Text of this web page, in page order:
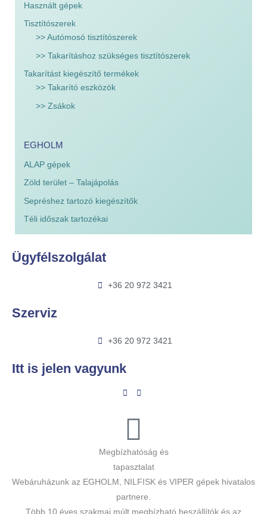
Használt gépek
Tisztítószerek
>> Autómosó tisztítószerek
>> Takarításhoz szükséges tisztítószerek
Takarítást kiegészítő termékek
>> Takarító eszközök
>> Zsákok
EGHOLM
ALAP gépek
Zöld terület – Talajápolás
Sepréshez tartozó kiegészítők
Téli időszak tartozékai
Ügyfélszolgálat
+36 20 972 3421
Szerviz
+36 20 972 3421
Itt is jelen vagyunk
Megbízhatóság és
tapasztalat
Webáruházunk az EGHOLM, NILFISK és VIPER gépek hivatalos
partnere.
Több 10 éves szakmai múlt megbízható beszállítók és az